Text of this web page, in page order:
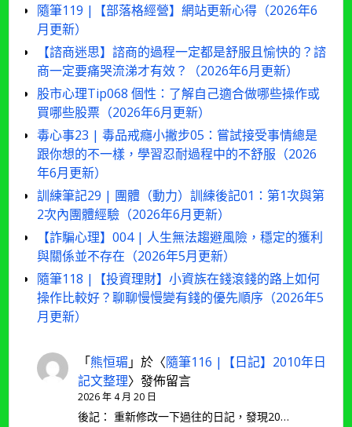
隨筆119 |【部落格經營】網站更新心得（2026年6
月更新）
【諮商迷思】諮商的過程一定都是舒服且愉快的？諮
商一定要痛哭流涕才有效？（2026年6月更新）
股市心理Tip068 個性：了解自己適合做哪些操作或
買哪些股票（2026年6月更新）
毒心事23 | 毒品戒癮小撇步05：嘗試接受事情總是
跟你想的不一樣，學習忍耐過程中的不舒服（2026
年6月更新）
訓練筆記29 | 團體（動力）訓練後記01：第1次與第
2次內團體經驗（2026年6月更新）
【詐騙心理】004 | 人生無法趨避風險，穩定的獲利
與關係並不存在（2026年5月更新）
隨筆118 |【投資理財】小資族在錢滾錢的路上如何
操作比較好？聊聊慢慢變有錢的優先順序（2026年5
月更新）
「熊恒瑂 」於〈隨筆116 |【日記】2010年日
記文整理〉發佈留言
2026 年 4 月 20 日
後記： 重新修改一下過往的日記，發現20…